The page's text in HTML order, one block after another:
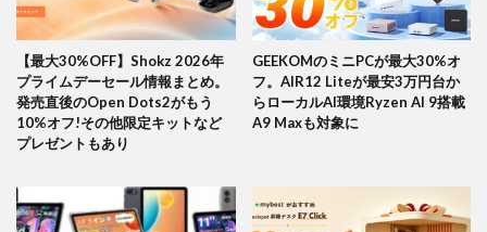
【最大30%OFF】Shokz 2026年
プライムデーセール情報まとめ。
発売直後のOpen Dots2がもう
10%オフ!その他限定キットなど
プレゼントもあり
GEEKOMのミニPCが最大30%オ
フ。AIR12 Liteが最安3万円台か
らローカルAI環境Ryzen AI 9搭載
A9 Maxも対象に